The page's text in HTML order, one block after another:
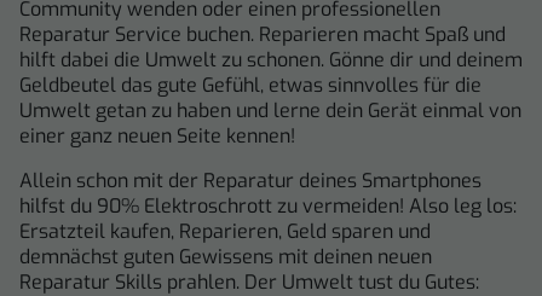
Community wenden oder einen professionellen
Reparatur Service buchen. Reparieren macht Spaß und
hilft dabei die Umwelt zu schonen. Gönne dir und deinem
Geldbeutel das gute Gefühl, etwas sinnvolles für die
Umwelt getan zu haben und lerne dein Gerät einmal von
einer ganz neuen Seite kennen!
Allein schon mit der Reparatur deines Smartphones
hilfst du 90% Elektroschrott zu vermeiden! Also leg los:
Ersatzteil kaufen, Reparieren, Geld sparen und
demnächst guten Gewissens mit deinen neuen
Reparatur Skills prahlen. Der Umwelt tust du Gutes: